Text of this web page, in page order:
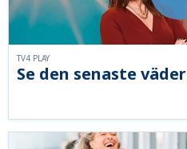
Se den senaste
TV4 PLAY